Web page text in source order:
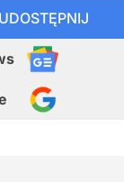
UDOSTĘPNIJ